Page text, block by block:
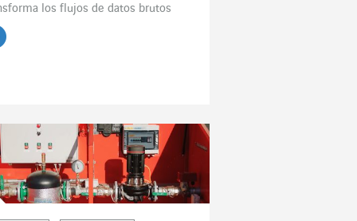
los flujos de datos brutos